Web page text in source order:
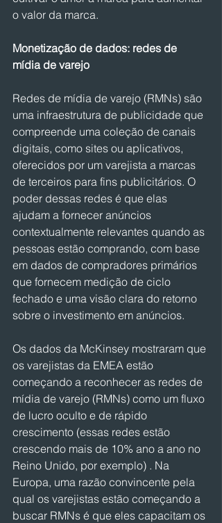
o valor da marca.
Monetização de dados: redes de
mídia de varejo
Redes de mídia de varejo (RMNs) são
uma infraestrutura de publicidade que
compreende uma coleção de canais
digitais, como sites ou aplicativos,
oferecidos por um varejista a marcas
de terceiros para fins publicitários. O
poder dessas redes é que elas
ajudam a fornecer anúncios
contextualmente relevantes quando as
pessoas estão comprando, com base
em dados de compradores primários
que fornecem medição de ciclo
fechado e uma visão clara do retorno
sobre o investimento em anúncios.
Os dados da McKinsey mostraram que
os varejistas da EMEA estão
começando a reconhecer as redes de
mídia de varejo (RMNs) como um fluxo
de lucro oculto e de rápido
crescimento (essas redes estão
crescendo mais de 10% ano a ano no
Reino Unido, por exemplo) . Na
Europa, uma razão convincente pela
qual os varejistas estão começando a
buscar RMNs é que eles capacitam os